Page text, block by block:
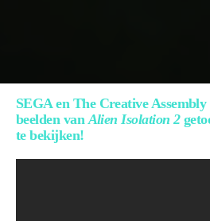
SEGA en The Creative Assembly
beelden vanAlien Isolation 2
te bekijken!